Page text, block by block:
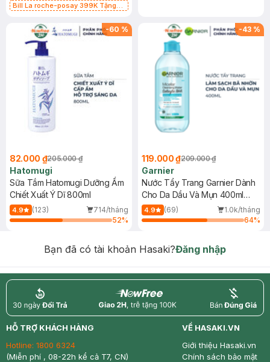
Bill La roche-posay 399K Tặng
(SL có hạn)
-60 %
82.000 ₫205.000 ₫
Hatomugi
Sữa Tắm Hatomugi Dưỡng Ẩm
Chiết Xuất Ý Dĩ 800ml
4.9 (123)
714/tháng
52%
-43 %
119.000 ₫209.000 ₫
Garnier
Nước Tẩy Trang Garnier Dành
Cho Da Dầu Và Mụn 400ml
(Mới)
4.9 (69)
1.0k/tháng
64%
Bạn đã có tài khoản Hasaki?Đăng nhập
return nowfree price
HỖ TRỢ KHÁCH HÀNG
Hotline: 1800 6324
(Miễn phí , 08-22h kể cả T7, CN)
VỀ HASAKI.VN
Giới thiệu Hasaki.vn
Chính sách bảo mật